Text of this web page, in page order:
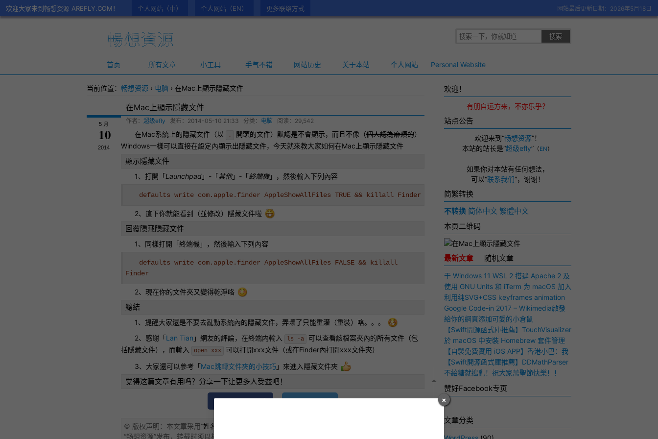
网站最后更新日期：2026年5月18日
欢迎大家来到畅想资源 AREFLY.COM！ 个人网站（中） 个人网站（EN） 更多联络方式
首页 所有文章 小工具 手气不错 网站历史 关于本站 个人网站 Personal Website
×
当前位置： 畅想资源 › 电脑 › 在Mac上顯示隱藏文件
在Mac上顯示隱藏文件
5 月
10
2014
作者： 超级efly 发布： 2014-05-10 21:33 分类： 电脑 阅读：29,542
在Mac系統上的隱藏文件 （以 . 開頭的文件）默認是不會顯示，而且不像（個人認為麻煩的）
Windows一樣可以直接在設定內顯示出隱藏文件，今天就來教大家如何在Mac上顯示隱藏文件
顯示隱藏文件
1、打開「Launchpad 」-「其他」-「終端機」，然後輸入下列內容
defaults write com.apple.finder AppleShowAllFiles TRUE && killall Finder
2、這下你就能看到（並修改）隱藏文件啦
回覆隱藏隱藏文件
1、同樣打開「終端機」，然後輸入下列內容
defaults write com.apple.finder AppleShowAllFiles FALSE && killall
Finder
2、現在你的文件夾又變得乾淨咯
總結
1、提醒大家還是不要去亂動系統內的隱藏文件，弄壞了只能重灌（重裝）咯。。。
2、感謝「Lan Tian 」網友的評論，在終端内輸入 ls -a
可以查看該檔案夾內的所有文件（包
括隱藏文件），而輸入
open xxx
可以打開xxx文件（或在Finder內打開xxx文件夾）
3、大家還可以參考「Mac跳轉文件夾的小技巧 」來進入隱藏文件夾
觉得这篇文章有用吗？分享一下让更多人受益吧！
Facebook分享 Twitter分享
© 版权声明：本文章采用“姓名标示-非商业性-相同方式分享 4.0 国际（CC BY-NC-SA 4.0）
“畅想资源”发布，转载时须以相同方式发布并注明“
欢迎！
有朋自远方来，不亦乐乎？
站点公告
欢迎来到“畅想资源”！
本站的站长是“超级efly” （EN）
如果你对本站有任何想法，
可以“联系我们”， 谢谢！
简繁转换
不转换 简体中文 繁體中文
本页二维码
最新文章 随机文章
于 Windows 11 WSL 2 搭建 Apache 2 及
PHP 7 开发环境
使用 GNU Units 和 iTerm 为 macOS 加入
快捷多功能计算器
利用纯SVG+CSS keyframes animation
动画实现手写毛笔字（书法）效果
Google Code-in 2017 – Wikimedia啟發
與感想
給你的網頁添加可愛的小倉鼠
【Swift開源函式庫推薦】TouchVisualizer
– 於屏幕上顯示你所觸摸的位置
於 macOS 中安裝 Homebrew 套件管理
工具
【自製免費實用 iOS APP】香港小巴：我
要下車！
【Swift開源函式庫推薦】DDMathParser
– 通過文字表達式（算式）計算結果
不給糖就搗亂！祝大家萬聖節快樂！！
赞好Facebook专页
文章分类